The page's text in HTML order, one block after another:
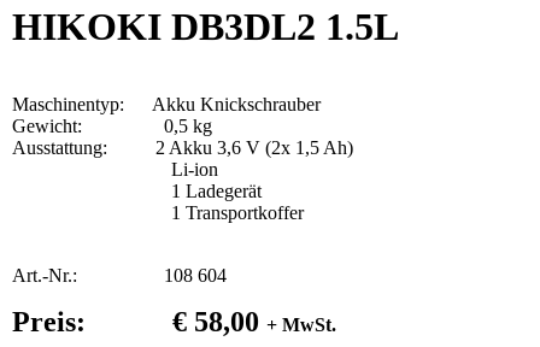
HIKOKI DB3DL2 1.5L
Maschinentyp: Akku Knickschrauber
Gewicht: 0,5 kg
Ausstattung: 2 Akku 3,6 V (2x 1,5 Ah)
Li-ion
1 Ladegerät
1 Transportkoffer
Art.-Nr.: 108 604
Preis: € 58,00 + MwSt.